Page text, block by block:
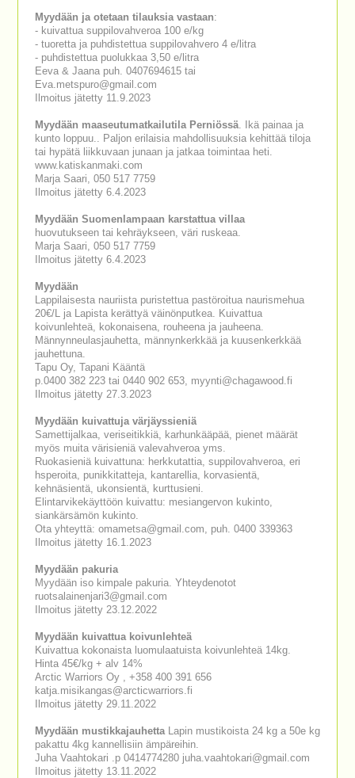
Myydään ja otetaan tilauksia vastaan:
- kuivattua suppilovahveroa 100 e/kg
- tuoretta ja puhdistettua suppilovahvero 4 e/litra
- puhdistettua puolukkaa 3,50 e/litra
Eeva & Jaana puh. 0407694615 tai
Eva.metspuro@gmail.com
Ilmoitus jätetty 11.9.2023
Myydään maaseutumatkailutila Perniössä. Ikä painaa ja
kunto loppuu.. Paljon erilaisia mahdollisuuksia kehittää tiloja
tai hypätä liikkuvaan junaan ja jatkaa toimintaa heti.
www.katiskanmaki.com
Marja Saari, 050 517 7759
Ilmoitus jätetty 6.4.2023
Myydään Suomenlampaan karstattua villaa
huovutukseen tai kehräykseen, väri ruskeaa.
Marja Saari, 050 517 7759
Ilmoitus jätetty 6.4.2023
Myydään
Lappilaisesta nauriista puristettua pastöroitua naurismehua
20€/L ja Lapista kerättyä väinönputkea. Kuivattua
koivunlehteä, kokonaisena, rouheena ja jauheena.
Männynneulasjauhetta, männynkerkkää ja kuusenkerkkää
jauhettuna.
Tapu Oy, Tapani Kääntä
p.0400 382 223 tai 0440 902 653, myynti@chagawood.fi
Ilmoitus jätetty 27.3.2023
Myydään kuivattuja värjäyssieniä
Samettijalkaa, veriseitikkiä, karhunkääpää, pienet määrät
myös muita värisieniä valevahveroa yms.
Ruokasieniä kuivattuna: herkkutattia, suppilovahveroa, eri
hsperoita, punikkitatteja, kantarellia, korvasientä,
kehnäsientä, ukonsientä, kurttusieni.
Elintarvikekäyttöön kuivattu: mesiangervon kukinto,
siankärsämön kukinto.
Ota yhteyttä: omametsa@gmail.com, puh. 0400 339363
Ilmoitus jätetty 16.1.2023
Myydään pakuria
Myydään iso kimpale pakuria. Yhteydenotot
ruotsalainenjari3@gmail.com
Ilmoitus jätetty 23.12.2022
Myydään kuivattua koivunlehteä
Kuivattua kokonaista luomulaatuista koivunlehteä 14kg.
Hinta 45€/kg + alv 14%
Arctic Warriors Oy , +358 400 391 656
katja.misikangas@arcticwarriors.fi
Ilmoitus jätetty 29.11.2022
Myydään mustikkajauhetta Lapin mustikoista 24 kg a 50e kg
pakattu 4kg kannellisiin ämpäreihin.
Juha Vaahtokari .p 0414774280 juha.vaahtokari@gmail.com
Ilmoitus jätetty 13.11.2022